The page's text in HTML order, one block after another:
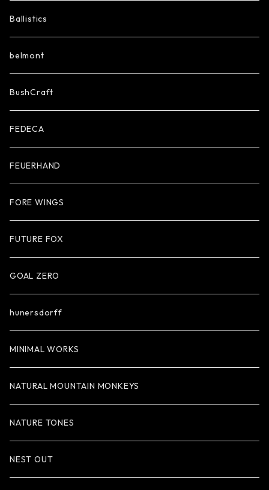
Ballistics
belmont
BushCraft
FEDECA
FEUERHAND
FORE WINGS
FUTURE FOX
GOAL ZERO
hunersdorff
MINIMAL WORKS
NATURAL MOUNTAIN MONKEYS
NATURE TONES
NEST OUT